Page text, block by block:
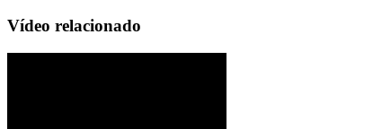
Vídeo relacionado